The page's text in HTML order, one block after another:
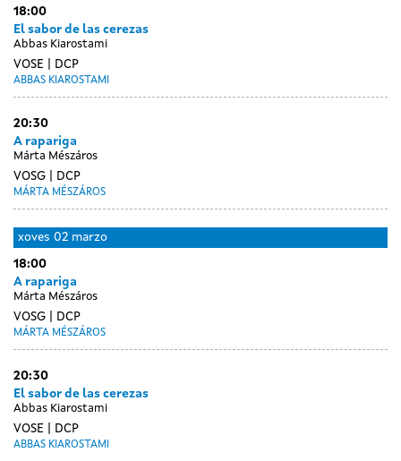
febreiro
sessions
febreiro
sessions
18:00
El sabor de las cerezas
Abbas Kiarostami
VOSE DCP
ABBAS KIAROSTAMI
20:30
A rapariga
Márta Mészáros
VOSG DCP
MÁRTA MÉSZÁROS
xoves 02 marzo
18:00
A rapariga
Márta Mészáros
VOSG DCP
MÁRTA MÉSZÁROS
20:30
El sabor de las cerezas
Abbas Kiarostami
VOSE DCP
ABBAS KIAROSTAMI